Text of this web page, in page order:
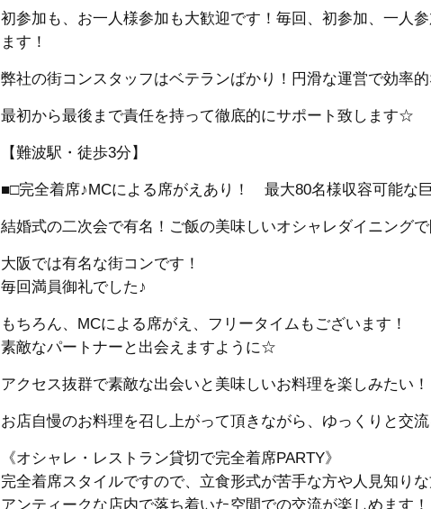
初参加も、お一人様参加も大歓迎です！毎回、初参加、一人
ます！
弊社の街コンスタッフはベテランばかり！円滑な運営で効率
最初から最後まで責任を持って徹底的にサポート致します☆
【難波駅・徒歩3分】
■□完全着席♪MCによる席がえあり！ 最大80名様収容可能な
結婚式の二次会で有名！ご飯の美味しいオシャレダイニング
大阪では有名な街コンです！
毎回満員御礼でした♪
もちろん、MCによる席がえ、フリータイムもございます！
素敵なパートナーと出会えますように☆
アクセス抜群で素敵な出会いと美味しいお料理を楽しみたい
お店自慢のお料理を召し上がって頂きながら、ゆっくりと交
《オシャレ・レストラン貸切で完全着席PARTY》
完全着席スタイルですので、立食形式が苦手な方や人見知り
アンティークな店内で落ち着いた空間での交流が楽しめます！